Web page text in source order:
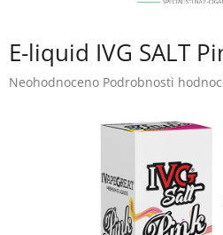
E-liquid IVG SALT
Průměrné
Neohodnoceno Podrobnosti